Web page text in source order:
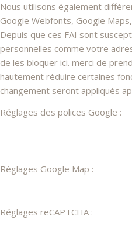
Nous utilisons également
Google Webfonts, Google
Depuis que ces FAI sont
personnelles comme votre
de les bloquer ici. merci de
hautement réduire certaines
changement seront appliqués
Réglages des polices Google :
Réglages Google Map :
Réglages reCAPTCHA :